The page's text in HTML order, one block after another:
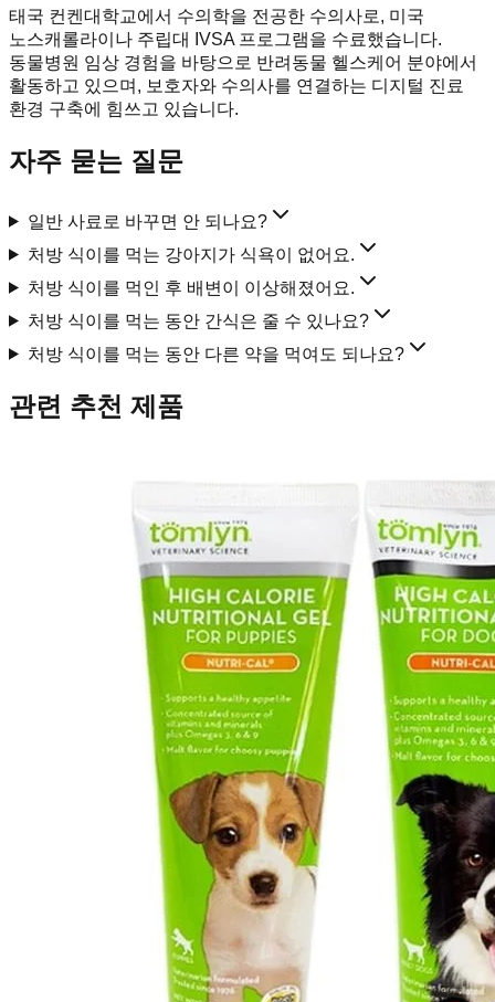
태국 컨켄대학교에서 수의학을 전공한 수의사로, 미국
노스캐롤라이나 주립대 IVSA 프로그램을 수료했습니다.
동물병원 임상 경험을 바탕으로 반려동물 헬스케어 분야에서
활동하고 있으며, 보호자와 수의사를 연결하는 디지털 진료
환경 구축에 힘쓰고 있습니다.
자주 묻는 질문
일반 사료로 바꾸면 안 되나요?
처방 식이를 먹는 강아지가 식욕이 없어요.
처방 식이를 먹인 후 배변이 이상해졌어요.
처방 식이를 먹는 동안 간식은 줄 수 있나요?
처방 식이를 먹는 동안 다른 약을 먹여도 되나요?
관련 추천 제품